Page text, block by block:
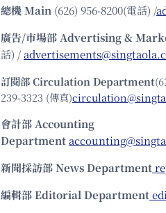
總機Main (626) 956-8200(電話) /
廣告/市場部Advertising &
話) /
訂閱部 Circulation Department
239-3323 (傳真)
會計部 Accounting
Department
新聞採訪部 News Department
編輯部 Editorial Department